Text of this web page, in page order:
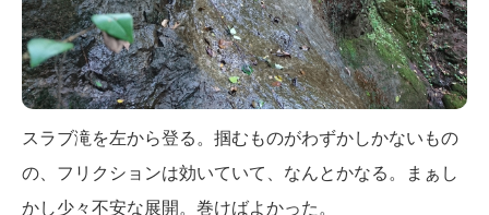
スラブ滝を左から登る。掴むものがわずかしかないもの
の、フリクションは効いていて、なんとかなる。まぁし
かし少々不安な展開。巻けばよかった。